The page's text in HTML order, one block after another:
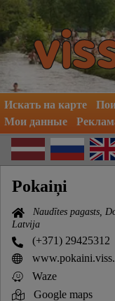
Искать на карте
Мои данные
Pokaiņi
Naudītes pagasts,
Latvija
(+371) 29425312
Waze
Google maps